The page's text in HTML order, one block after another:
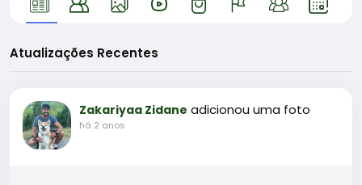
Atualizações Recentes
Zakariyaa Zidane adicionou uma foto
há 2 anos